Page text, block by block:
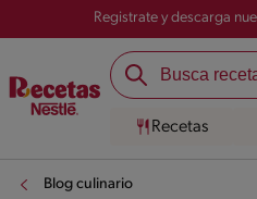
Registrate y descarga
Recetas
Blog culinario